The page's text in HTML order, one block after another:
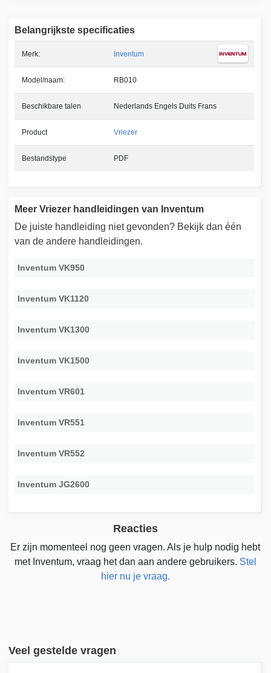
Belangrijkste specificaties
Merk: Inventum
Model/naam: RB010
Beschikbare talen Nederlands Engels Duits Frans
Product Vriezer
Bestandstype PDF
Meer Vriezer handleidingen van Inventum
De juiste handleiding niet gevonden? Bekijk dan één
van de andere handleidingen.
Inventum VK950
Inventum VK1120
Inventum VK1300
Inventum VK1500
Inventum VR601
Inventum VR551
Inventum VR552
Inventum JG2600
Reacties
Er zijn momenteel nog geen vragen. Als je hulp nodig hebt
met Inventum, vraag het dan aan andere gebruikers. Stel
hier nu je vraag.
Veel gestelde vragen